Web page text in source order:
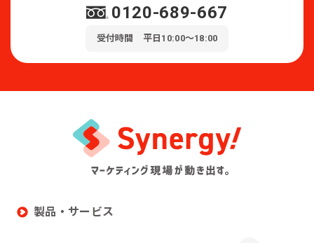
0120-689-667
受付時間 平日10:00～18:00
製品・サービス